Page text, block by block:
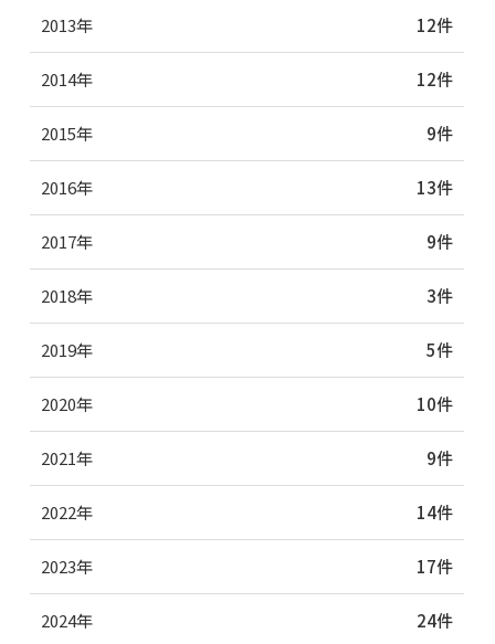
2013年 12件
2014年 12件
2015年 9件
2016年 13件
2017年 9件
2018年 3件
2019年 5件
2020年 10件
2021年 9件
2022年 14件
2023年 17件
2024年 24件